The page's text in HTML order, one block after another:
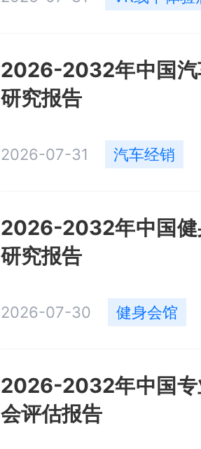
2026-2032年中国汽
研究报告
2026-07-31 汽车经销
2026-2032年中国健
研究报告
2026-07-30 健身会馆
2026-2032年中国专
会评估报告